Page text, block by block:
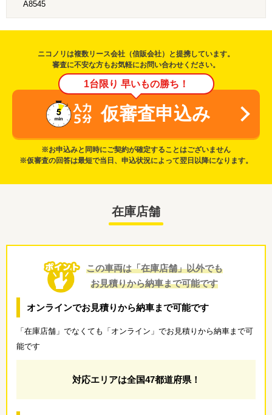
A8545
ニコノリは複数リース会社（信販会社）と提携しています。
審査に不安な方もお気軽にお問い合わせください。
1台限り 早いもの勝ち！
仮審査申込み
※お申込みと同時にご契約が確定することはございません
※仮審査の回答は最短で当日、申込状況によって翌日以降になります。
在庫店舗
この車両は「在庫店舗」以外でも
お見積りから納車まで可能です
オンラインでお見積りから納車まで可能です
「在庫店舗」でなくても「オンライン」でお見積りから納車まで可
能です
対応エリアは全国47都道府県！